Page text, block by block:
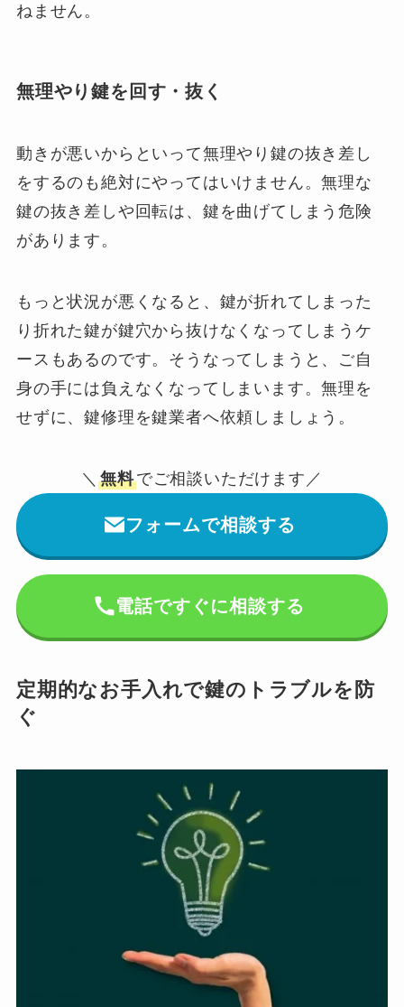
ねません。
無理やり鍵を回す・抜く
動きが悪いからといって無理やり鍵の抜き差し
をするのも絶対にやってはいけません。無理な
鍵の抜き差しや回転は、鍵を曲げてしまう危険
があります。
もっと状況が悪くなると、鍵が折れてしまった
り折れた鍵が鍵穴から抜けなくなってしまうケ
ースもあるのです。そうなってしまうと、ご自
身の手には負えなくなってしまいます。無理を
せずに、鍵修理を鍵業者へ依頼しましょう。
＼無料でご相談いただけます／
フォームで相談する
電話ですぐに相談する
定期的なお手入れで鍵のトラブルを防
ぐ